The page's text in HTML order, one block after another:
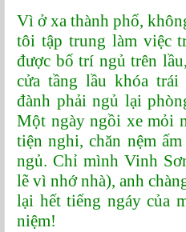
Vì ở xa thành phố,
tôi tập trung làm việc
được bố trí ngủ trên
cửa tầng lầu khóa
đành phải ngủ lại
Một ngày ngồi xe mỏi
tiện nghi, chăn nệm
ngủ. Chỉ mình Vinh
lẽ vì nhớ nhà), anh
lại hết tiếng ngáy của
niệm!